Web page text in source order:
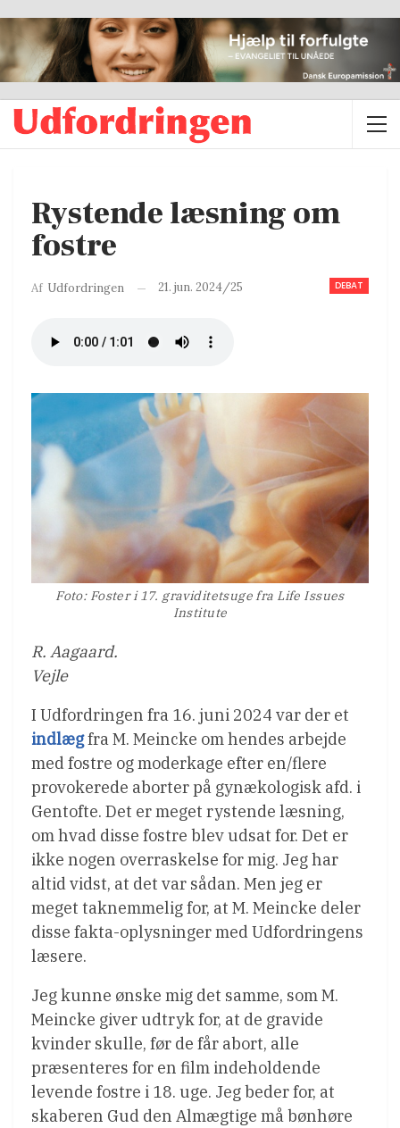
Rystende læsning om
fostre
DEBAT
Af Udfordringen 21. jun. 2024/25
Foto: Foster i 17. graviditetsuge fra Life Issues
Institute
R. Aagaard.
Vejle
I Udfordringen fra 16. juni 2024 var der et
indlægfra M. Meincke om hendes arbejde
med fostre og moderkage efter en/flere
provokerede aborter på gynækologisk afd. i
Gentofte. Det er meget rystende læsning,
om hvad disse fostre blev udsat for. Det er
ikke nogen overraskelse for mig. Jeg har
altid vidst, at det var sådan. Men jeg er
meget taknemmelig for, at M. Meincke deler
disse fakta-oplysninger med Udfordringens
læsere.
Jeg kunne ønske mig det samme, som M.
Meincke giver udtryk for, at de gravide
kvinder skulle, før de får abort, alle
præsenteres for en film indeholdende
levende fostre i 18. uge. Jeg beder for, at
skaberen Gud den Almægtige må bønhøre